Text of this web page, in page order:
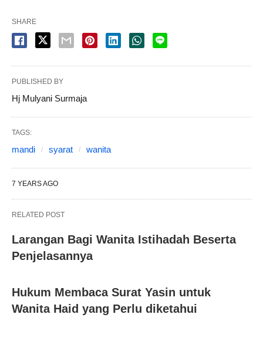
SHARE
PUBLISHED BY
Hj Mulyani Surmaja
TAGS:
mandi syarat wanita
7 YEARS AGO
RELATED POST
Larangan Bagi Wanita Istihadah Beserta
Penjelasannya
Hukum Membaca Surat Yasin untuk
Wanita Haid yang Perlu diketahui